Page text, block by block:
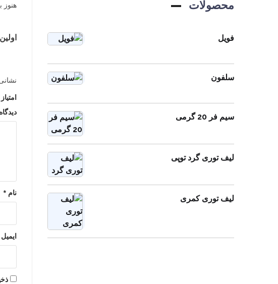
نام *
ایمیل
محصولات
فویل
سلفون
سیم فر 20 گرمی
لیف توری گرد توپی
لیف توری کمری